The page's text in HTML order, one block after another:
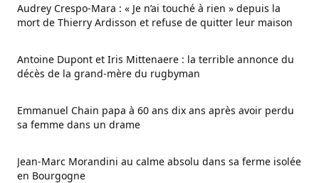
Audrey Crespo-Mara : « Je n’ai touché à rien » depuis la
mort de Thierry Ardisson et refuse de quitter leur maison
Antoine Dupont et Iris Mittenaere : la terrible annonce du
décès de la grand-mère du rugbyman
Emmanuel Chain papa à 60 ans dix ans après avoir perdu
sa femme dans un drame
Jean-Marc Morandini au calme absolu dans sa ferme isolée
en Bourgogne